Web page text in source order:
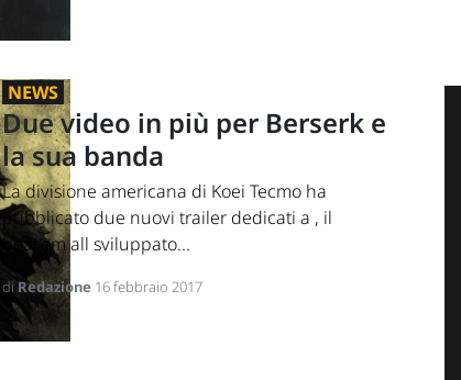
NEWS
Due video in più per Berserk e
la sua banda
La divisione americana di Koei Tecmo ha
pubblicato due nuovi trailer dedicati a , il
beat'em all sviluppato...
di Redazione 16 febbraio 2017